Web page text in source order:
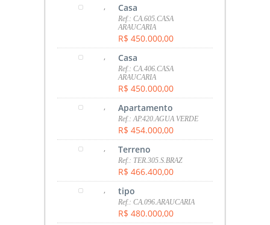
, Casa
Ref.: CA.605.CASA
ARAUCARIA
R$ 450.000,00
, Casa
Ref.: CA.406.CASA
ARAUCARIA
R$ 450.000,00
, Apartamento
Ref.: AP.420.AGUA VERDE
R$ 454.000,00
, Terreno
Ref.: TER.305.S.BRAZ
R$ 466.400,00
, tipo
Ref.: CA.096.ARAUCARIA
R$ 480.000,00